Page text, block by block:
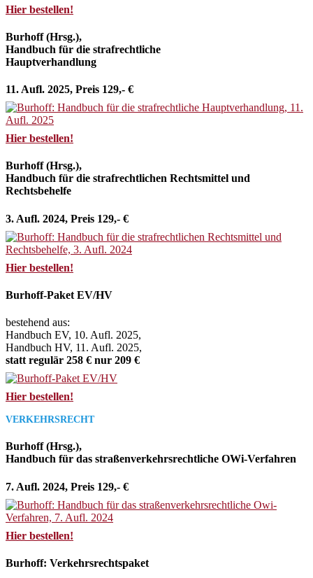
Hier bestellen!
Burhoff (Hrsg.),
Handbuch für die strafrechtliche
Hauptverhandlung
11. Aufl. 2025, Preis 129,- €
Hier bestellen!
Burhoff (Hrsg.),
Handbuch für die strafrechtlichen Rechtsmittel und
Rechtsbehelfe
3. Aufl. 2024, Preis 129,- €
Hier bestellen!
Burhoff-Paket EV/HV
bestehend aus:
Handbuch EV, 10. Aufl. 2025,
Handbuch HV, 11. Aufl. 2025,
statt regulär 258 € nur 209 €
Hier bestellen!
VERKEHRSRECHT
Burhoff (Hrsg.),
Handbuch für das straßenverkehrsrechtliche OWi-Verfahren
7. Aufl. 2024, Preis 129,- €
Hier bestellen!
Burhoff: Verkehrsrechtspaket